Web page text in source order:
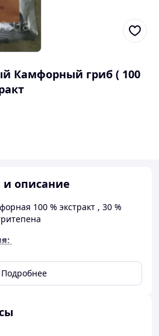
Камфорный гриб ( 100
и описание
100 % экстракт , 30 %
:
Камфорного гриба
.Антроди
перед едой.Развести в
Подробнее